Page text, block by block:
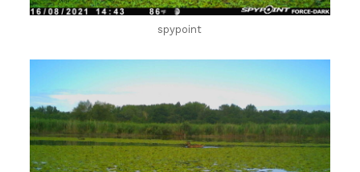
spypoint